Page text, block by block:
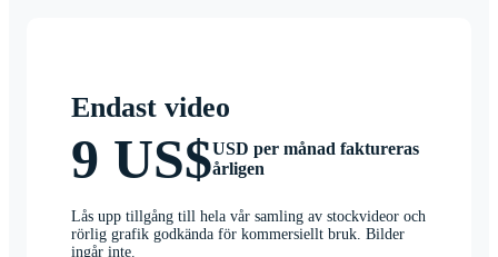
Endast video
9 US$USD per månad faktureras
årligen
Lås upp tillgång till hela vår samling av stockvideor och
rörlig grafik godkända för kommersiellt bruk. Bilder
ingår inte.